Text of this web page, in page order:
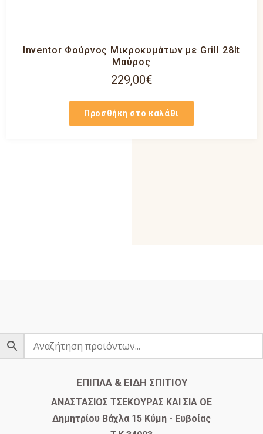
Inventor Φούρνος Μικροκυμάτων με Grill 28lt
Μαύρος
229,00€
Προσθήκη στο καλάθι
ΕΠΙΠΛΑ & ΕΙΔΗ ΣΠΙΤΙΟΥ
​ΑΝΑΣΤΑΣΙΟΣ ΤΣΕΚΟΥΡΑΣ ΚΑΙ ΣΙΑ ΟΕ
Δημητρίου Βάχλα 15 Κύμη - Ευβοίας